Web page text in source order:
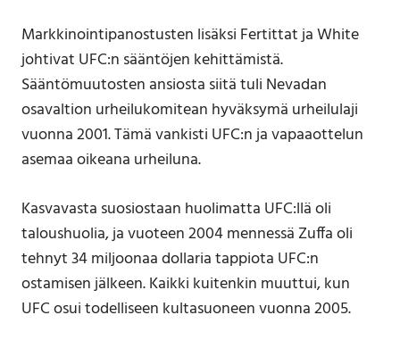
Markkinointipanostusten lisäksi Fertittat ja White
johtivat UFC:n sääntöjen kehittämistä.
Sääntömuutosten ansiosta siitä tuli Nevadan
osavaltion urheilukomitean hyväksymä urheilulaji
vuonna 2001. Tämä vankisti UFC:n ja vapaaottelun
asemaa oikeana urheiluna.
Kasvavasta suosiostaan huolimatta UFC:llä oli
taloushuolia, ja vuoteen 2004 mennessä Zuffa oli
tehnyt 34 miljoonaa dollaria tappiota UFC:n
ostamisen jälkeen. Kaikki kuitenkin muuttui, kun
UFC osui todelliseen kultasuoneen vuonna 2005.